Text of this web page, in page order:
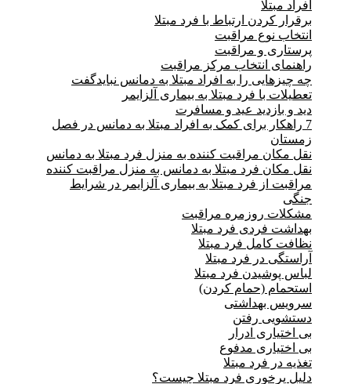
افراد مبتلا
برقرار کردن ارتباط با فرد مبتلا
انتخاب نوع مراقبت
پرستاری و مراقبت
راهنمای انتخاب مرکز مراقبت
چه چیزهایی را به افراد مبتلا به دمانس نبایدگفت
تعطیلات با فرد مبتلا به بیماری آلزایمر
دید و بازدید عید و مسافرت
7 راهکار برای کمک به افراد مبتلا به دمانس در فصل
زمستان
نقل مکان مراقبت کننده به منزل فرد مبتلا به دمانس
نقل مکان فرد مبتلا به دمانس به منزل مراقبت کننده
مراقبت از فرد مبتلا به بیماری آلزایمر در شرایط
جنگی
مشکلات روزمره مراقبت
بهداشت فردی فرد مبتلا
نظافت کامل فرد مبتلا
آراستگی در فرد مبتلا
لباس پوشیدن فرد مبتلا
استحمام (حمام کردن)
سرویس بهداشتی
دستشویی رفتن
بی اختیاری ادرار
بی اختیاری مدفوع
تغذیه در فرد مبتلا
دلیل پرخوری فرد مبتلا چیست؟